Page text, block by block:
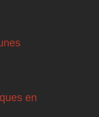
en